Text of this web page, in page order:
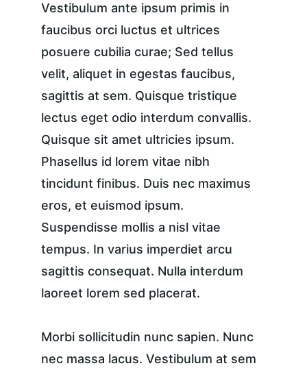
Vestibulum ante ipsum primis in
faucibus orci luctus et ultrices
posuere cubilia curae; Sed tellus
velit, aliquet in egestas faucibus,
sagittis at sem. Quisque tristique
lectus eget odio interdum convallis.
Quisque sit amet ultricies ipsum.
Phasellus id lorem vitae nibh
tincidunt finibus. Duis nec maximus
eros, et euismod ipsum.
Suspendisse mollis a nisl vitae
tempus. In varius imperdiet arcu
sagittis consequat. Nulla interdum
laoreet lorem sed placerat.
Morbi sollicitudin nunc sapien. Nunc
nec massa lacus. Vestibulum at sem